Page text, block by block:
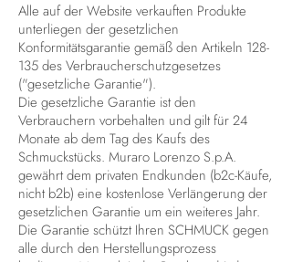
Alle auf der Website verkauften Produkte
unterliegen der gesetzlichen
Konformitätsgarantie gemäß den Artikeln 128-
135 des Verbraucherschutzgesetzes
("gesetzliche Garantie").
Die gesetzliche Garantie ist den
Verbrauchern vorbehalten und gilt für 24
Monate ab dem Tag des Kaufs des
Schmuckstücks. Muraro Lorenzo S.p.A.
gewährt dem privaten Endkunden (b2c-Käufe,
nicht b2b) eine kostenlose Verlängerung der
gesetzlichen Garantie um ein weiteres Jahr.
Die Garantie schützt Ihren SCHMUCK gegen
alle durch den Herstellungsprozess